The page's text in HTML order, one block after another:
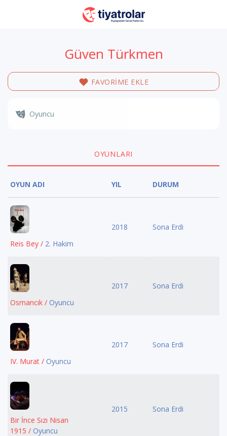
Güven Türkmen
FAVORİME EKLE
Oyuncu
OYUNLARI
OYUN ADI YIL DURUM
Reis Bey / 2. Hakim
2018 Sona Erdi
Osmancık / Oyuncu
2017 Sona Erdi
IV. Murat / Oyuncu
2017 Sona Erdi
Bir İnce Sızı Nisan
1915 / Oyuncu
2015 Sona Erdi